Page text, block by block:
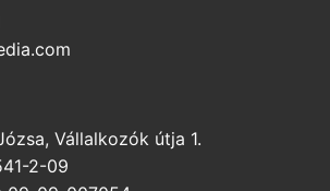
Vállalkozók útja 1.
2-09